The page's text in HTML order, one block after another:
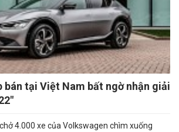
bán tại Việt Nam bất ngờ nhận giải
4.000 xe của Volkswagen chìm xuống